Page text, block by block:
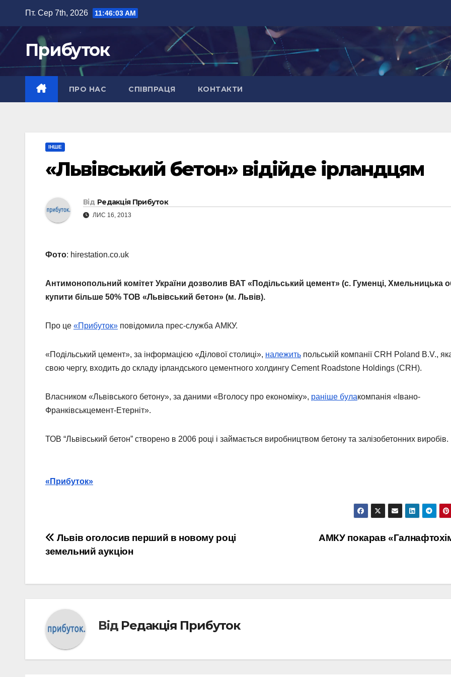
вмісту
Пт. Сер 7th, 2026 11:46:04 AM
Прибуток
ПРО НАС СПІВПРАЦЯ КОНТАКТИ
ІНШЕ
«Львівський бетон» відійде ірландцям
Від Редакція Прибуток
ЛИС 16, 2013
Фото: hirestation.co.uk
Антимонопольний комітет України дозволив ВАТ «Подільський цемент» (с. Гуменці, Хмельницька
купити більше 50% ТОВ «Львівський бетон» (м. Львів).
Про це «Прибуток» повідомила прес-служба АМКУ.
«Подільський цемент», за інформацією «Ділової столиці», належить польській компанії СRH Poland B.V.,
свою чергу, входить до складу ірландського цементного холдингу Cement Roadstone Holdings (CRH).
Власником «Львівського бетону», за даними «Вголосу про економіку», раніше булакомпанія «Івано-
Франківськцемент-Етерніт».
ТОВ “Львівський бетон” створено в 2006 році і займається виробництвом бетону та залізобетонних виробів.
«Прибуток»
Навігація
АМКУ покарав
Львів оголосив перший в новому році
земельний аукціон
Від Редакція Прибуток